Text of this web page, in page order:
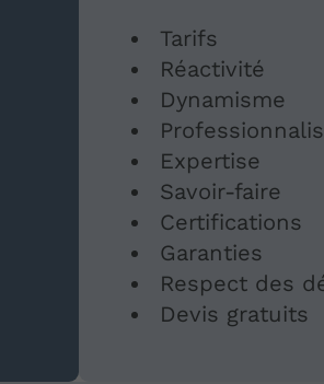
Tarifs
Réactivité
Dynamisme
Expertise
Savoir-faire
Certifications
Garanties
Respect des
Devis gratuits